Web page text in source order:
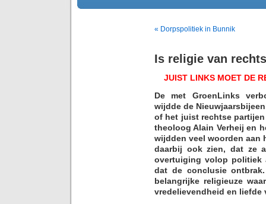
« Dorpspolitiek in Bunnik
Is religie van
JUIST LINKS MOET DE
De met GroenLinks
wijdde de
of het juist rechtse
theoloog Alain Verheij en
wijdden veel woorden aan
daarbij ook zien, dat ze
overtuiging volop politiek
dat de conclusie
belangrijke religieuze
vredelievendheid en liefde